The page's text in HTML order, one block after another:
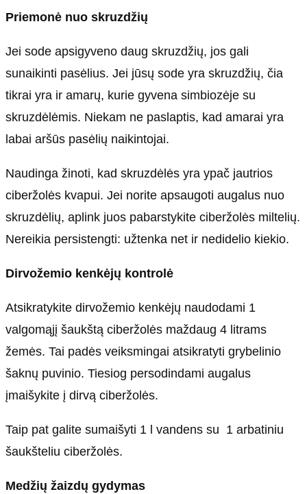
Priemonė nuo skruzdžių
Jei sode apsigyveno daug skruzdžių, jos gali
sunaikinti pasėlius. Jei jūsų sode yra skruzdžių, čia
tikrai yra ir amarų, kurie gyvena simbiozėje su
skruzdėlėmis. Niekam ne paslaptis, kad amarai yra
labai aršūs pasėlių naikintojai.
Naudinga žinoti, kad skruzdėlės yra ypač jautrios
ciberžolės kvapui. Jei norite apsaugoti augalus nuo
skruzdėlių, aplink juos pabarstykite ciberžolės miltelių.
Nereikia persistengti: užtenka net ir nedidelio kiekio.
Dirvožemio kenkėjų kontrolė
Atsikratykite dirvožemio kenkėjų naudodami 1
valgomąjį šaukštą ciberžolės maždaug 4 litrams
žemės. Tai padės veiksmingai atsikratyti grybelinio
šaknų puvinio. Tiesiog persodindami augalus
įmaišykite į dirvą ciberžolės.
Taip pat galite sumaišyti 1 l vandens su 1 arbatiniu
šaukšteliu ciberžolės.
Medžių žaizdų gydymas